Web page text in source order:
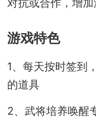
对抗或合作，增加
游戏特色
1、每天按时签到
的道具
2、武将培养唤醒